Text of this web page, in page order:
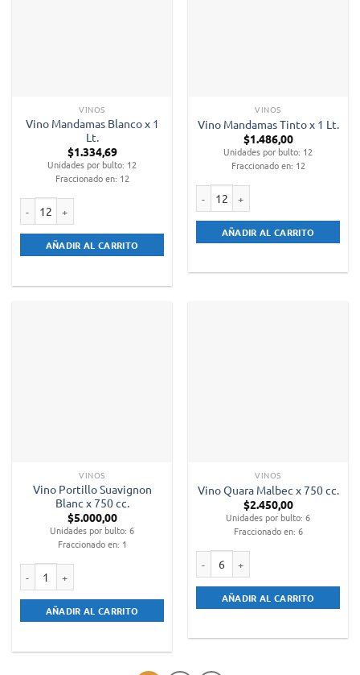
VINOS
Vino Mandamas Blanco x 1
Lt.
$1.334,69
Unidades por bulto: 12
Fraccionado en: 12
AÑADIR AL CARRITO
VINOS
Vino Mandamas Tinto x 1 Lt.
$1.486,00
Unidades por bulto: 12
Fraccionado en: 12
AÑADIR AL CARRITO
VINOS
Vino Portillo Suavignon
Blanc x 750 cc.
$5.000,00
Unidades por bulto: 6
Fraccionado en: 1
Vino Portillo Suavignon Blanc x 750 cc. cantidad
AÑADIR AL CARRITO
VINOS
Vino Quara Malbec x 750 cc.
$2.450,00
Unidades por bulto: 6
Fraccionado en: 6
AÑADIR AL CARRITO